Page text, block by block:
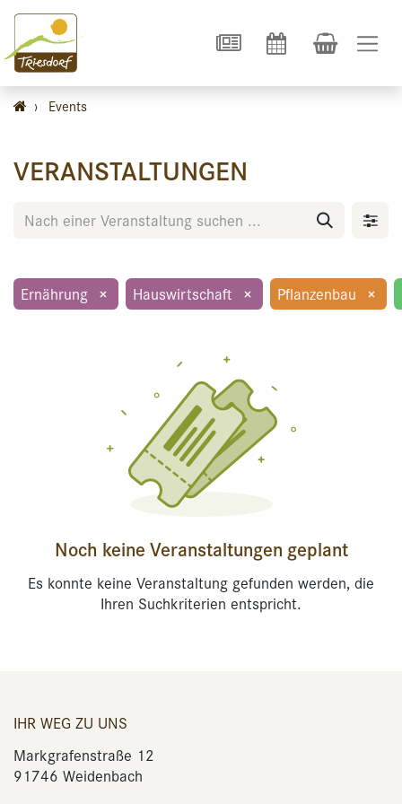
› Events
VERANSTALTUNGEN
Ernährung × Hauswirtschaft × Pflanzenbau ×
Noch keine Veranstaltungen geplant
Es konnte keine Veranstaltung gefunden werden, die
Ihren Suchkriterien entspricht.
IHR WEG ZU UNS
Markgrafenstraße 12
91746 Weidenbach